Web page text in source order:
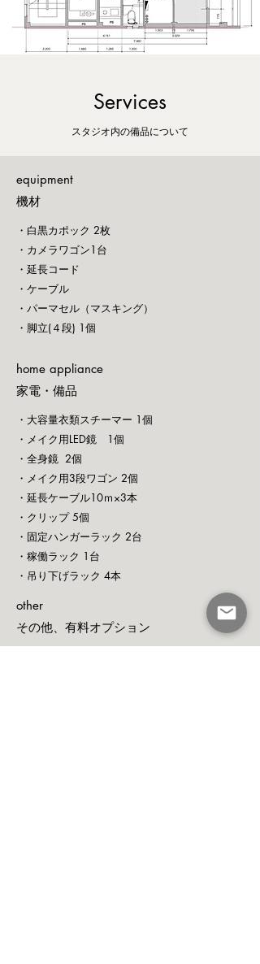
Services
​スタジオ内の備品について
equipment
​機材
・白黒カポック 2枚
・カメラワゴン1台
・延長コード
​・ケーブル
・パーマセル（マスキング）
・脚立(４段) 1個
home appliance
​家電・備品
・大容量衣類スチーマー 1個
・メイク用LED鏡 1個
・全身鏡 2個
・メイク用3段ワゴン 2個
・延長ケーブル10ｍ×3本
・クリップ 5個
・固定ハンガーラック 2台
​・稼働ラック 1台
・吊り下げラック 4本
other
​その他​、有料オプション